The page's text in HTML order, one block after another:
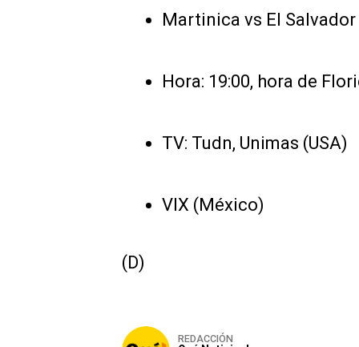
Martinica vs El Salvador
Hora: 19:00, hora de
TV: Tudn, Unimas (USA)
VIX (México)
(D)
REDACCIÓN